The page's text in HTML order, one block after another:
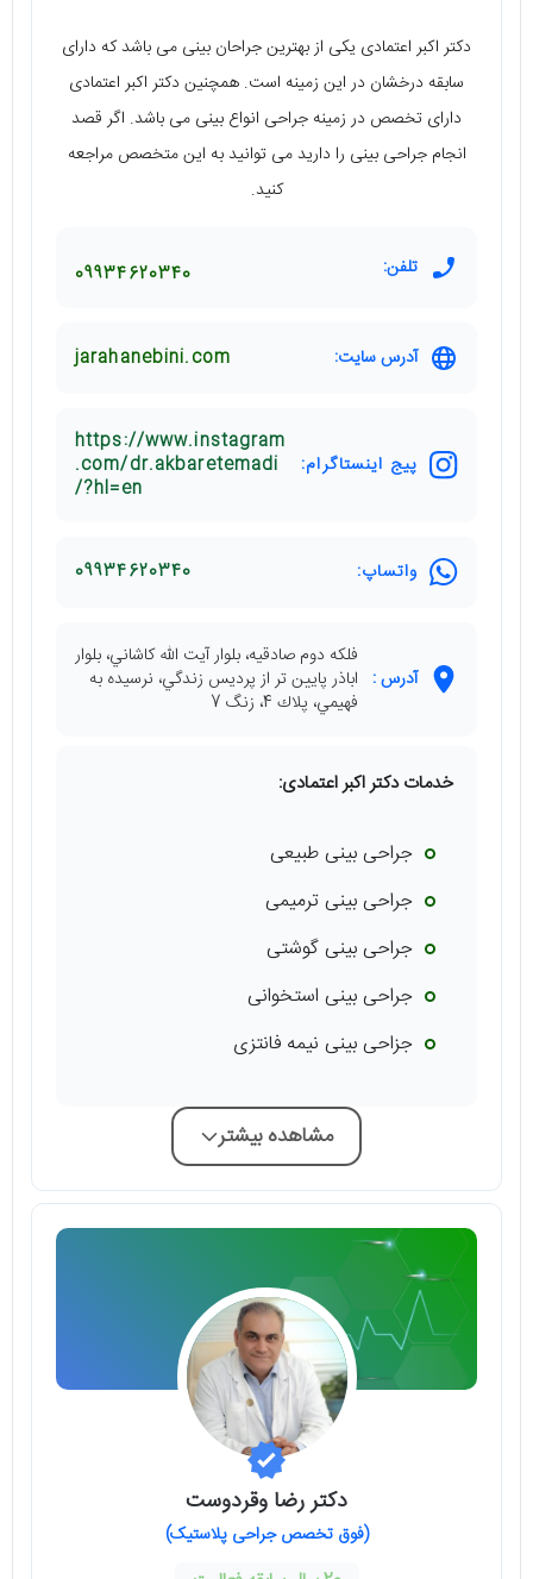
دکتر اکبر اعتمادی یکی از بهترین جراحان بینی می باشد که دارای
سابقه درخشان در این زمینه است. همچنین دکتر اکبر اعتمادی
دارای تخصص در زمینه جراحی انواع بینی می باشد. اگر قصد
انجام جراحی بینی را دارید می توانید به این متخصص مراجعه
کنید.
تلفن: 09934620340
آدرس سایت: jarahanebini.com
پیج اینستاگرام:
https://www.instagram
.com/dr.akbaretemadi
/?hl=en
واتساپ: 09934620340
آدرس :
فلكه دوم صادقيه، بلوار آيت الله كاشاني، بلوار
اباذر پايين تر از پرديس زندگي، نرسيده به
فهيمي، پلاك 4، زنگ 7
خدمات دکتر اکبر اعتمادی:
جراحی بینی طبیعی
جراحی بینی ترمیمی
جراحی بینی گوشتی
جراحی بینی استخوانی
جزاحی بینی نیمه فانتزی
مشاهده بیشتر
دکتر رضا وقردوست
(فوق تخصص جراحی پلاستیک)